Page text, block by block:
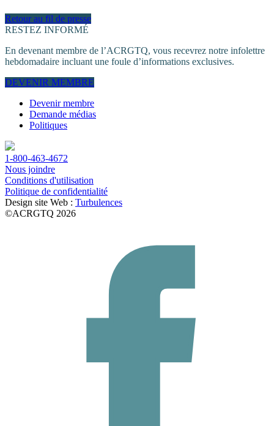
Retour au fil de presse
RESTEZ INFORMÉ
En devenant membre de l’ACRGTQ, vous recevrez notre infolettre
hebdomadaire incluant une foule d’informations exclusives.
DEVENIR MEMBRE
Devenir membre
Demande médias
Politiques
1-800-463-4672
Nous joindre
Conditions d'utilisation
Politique de confidentialité
Design site Web : Turbulences
©ACRGTQ 2026